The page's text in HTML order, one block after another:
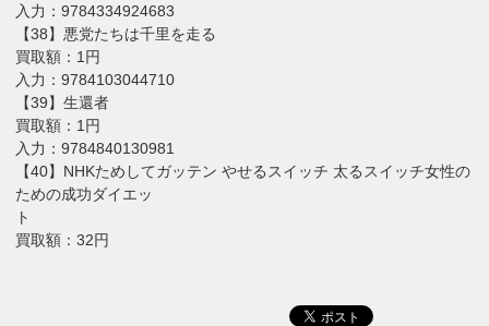
入力：9784334924683
【38】悪党たちは千里を走る
買取額：1円
入力：9784103044710
【39】生還者
買取額：1円
入力：9784840130981
【40】NHKためしてガッテン やせるスイッチ 太るスイッチ女性の
ための成功ダイエッ
ト
買取額：32円